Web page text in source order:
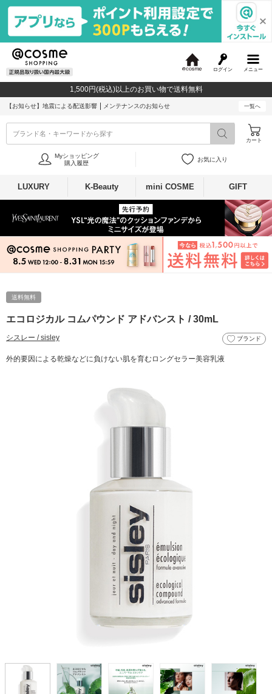
メニュー
ログイン
c
o
1,500円(税込)以上のお買い物で送料無料
【お知らせ】 地震による配送影響 メンテナンスのお知らせ 一覧へ
ブランド名・キーワードから探す
カート
Myショッピング
購入履歴
お気に入り
LUXURY K-Beauty mini COSME GIFT
送料無料
エコロジカル コムパウンド アドバンスト / 30mL
シスレー / sisley ブランド
外的要因による乾燥などに負けない肌を育むロングセラー美容乳液